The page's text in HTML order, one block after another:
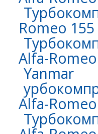
Romeo
Alfa-
Yanmar
Alfa-